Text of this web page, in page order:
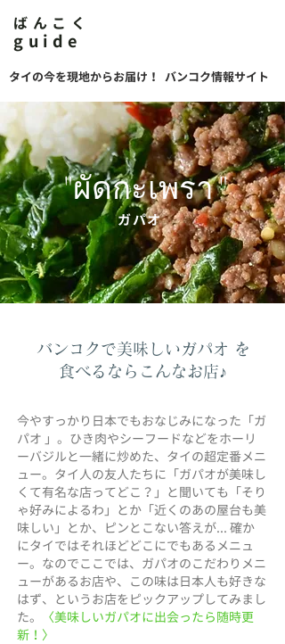
ばんこく
guide
タイの今を現地からお届け！ バンコク情報サイト
"ผัดกะเพรา"
ガパオ
バンコクで美味しいガパオ を
食べるならこんなお店♪
今やすっかり日本でもおなじみになった「ガ
パオ 」。ひき肉やシーフードなどをホーリ
ーバジルと一緒に炒めた、タイの超定番メニ
ュー。タイ人の友人たちに「ガパオが美味し
くて有名な店ってどこ？」と聞いても「そり
ゃ好みによるわ」とか「近くのあの屋台も美
味しい」とか、ピンとこない答えが... 確か
にタイではそれほどどこにでもあるメニュ
ー。なのでここでは、ガパオのこだわりメニ
ューがあるお店や、この味は日本人も好きな
はず、というお店をピックアップしてみまし
た。
〈美味しいガパオに出会ったら随時更
新！〉